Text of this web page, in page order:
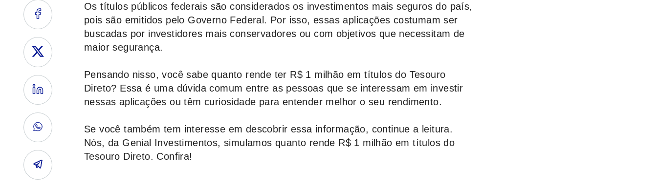
Os títulos públicos federais são considerados os investimentos mais seguros do país,
pois são emitidos pelo Governo Federal. Por isso, essas aplicações costumam ser
buscadas por investidores mais conservadores ou com objetivos que necessitam de
maior segurança.
Pensando nisso, você sabe quanto rende ter R$ 1 milhão em títulos do Tesouro
Direto? Essa é uma dúvida comum entre as pessoas que se interessam em investir
nessas aplicações ou têm curiosidade para entender melhor o seu rendimento.
Se você também tem interesse em descobrir essa informação, continue a leitura.
Nós, da Genial Investimentos, simulamos quanto rende R$ 1 milhão em títulos do
Tesouro Direto. Confira!